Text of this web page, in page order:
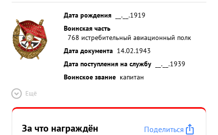
Дата рождения
__.__.1919
Воинская часть
768 истребительный авиационный полк
Дата документа 14.02.1943
Дата поступления на службу
__.__.1939
Воинское звание капитан
Ещё
За что награждён
Поделиться